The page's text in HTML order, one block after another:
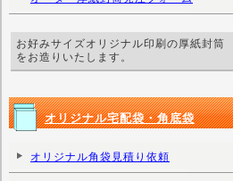
お好みサイズオリジナル印刷の厚紙封筒
をお造りいたします。
オリジナル宅配袋・角底袋
オリジナル角袋見積り依頼